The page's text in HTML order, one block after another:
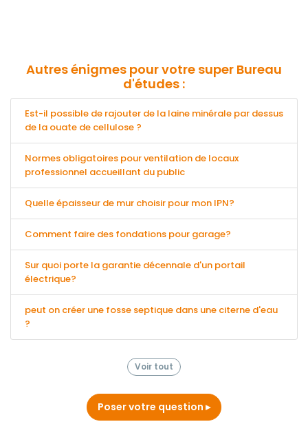
Autres énigmes pour votre super Bureau
d'études :
Est-il possible de rajouter de la laine minérale par dessus
de la ouate de cellulose ?
Normes obligatoires pour ventilation de locaux
professionnel accueillant du public
Quelle épaisseur de mur choisir pour mon IPN?
Comment faire des fondations pour garage?
Sur quoi porte la garantie décennale d'un portail
électrique?
peut on créer une fosse septique dans une citerne d'eau
?
Voir tout
Poser votre question